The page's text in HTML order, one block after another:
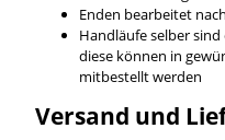
Enden bearbeitet
Handläufe selber
diese können in
mitbestellt werden
Versand und